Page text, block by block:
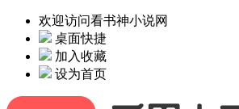
欢迎访问看书神小说网
桌面快捷
加入收藏
设为首页